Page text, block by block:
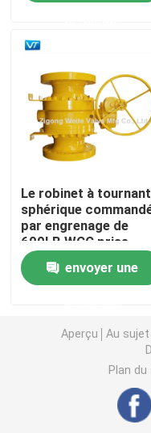
Robinet à tournant
L'acier au carbone
Robinet à tournant
Valve d'arrêt de
robinet à tournant
Robinet à
Le robinet à tournant
sphérique
par engrenage de
600LB WCC prise
d'acier au carbone
16 pouces a soudé
envoyer une
Aperçu Au
Plan du